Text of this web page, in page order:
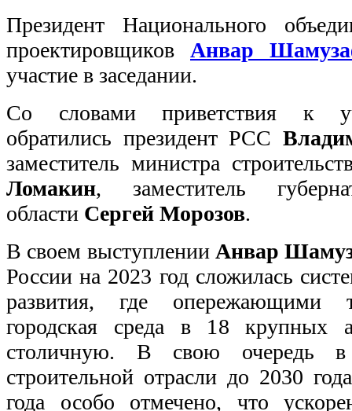
Президент Национального
проектировщиков Анвар
участие в заседании.
Со словами приветствия к
обратились президент РСС
заместитель министра
Ломакин, заместитель
области Сергей Морозов.
В своем выступлении Анвар
России на 2023 год сложилась
развития, где опережающими
городская среда в 18 крупных
столичную. В свою очередь в
строительной отрасли до 2030
года особо отмечено, что